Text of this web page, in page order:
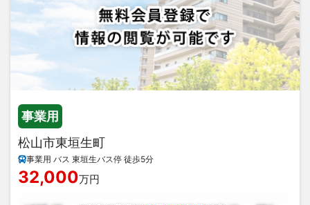
事業用
松山市東垣生町
事業用 バス 東垣生バス停 徒歩5分
32,000万円